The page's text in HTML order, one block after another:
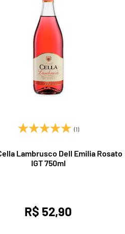
(1)
Lambrusco Dell Emilia Rosato
IGT 750ml
R$ 52,90